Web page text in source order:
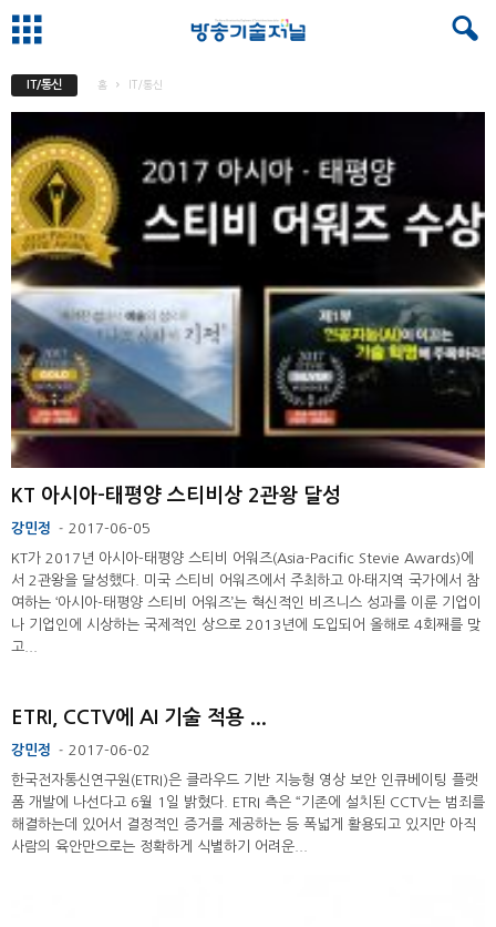
IT/통신 홈 IT/통신
KT 아시아-태평양 스티비상 2관왕 달성
강민정 - 2017-06-05
KT가 2017년 아시아-태평양 스티비 어워즈(Asia-Pacific Stevie Awards)에
서 2관왕을 달성했다. 미국 스티비 어워즈에서 주최하고 아‧태지역 국가에서 참
여하는 ‘아시아-태평양 스티비 어워즈’는 혁신적인 비즈니스 성과를 이룬 기업이
나 기업인에 시상하는 국제적인 상으로 2013년에 도입되어 올해로 4회째를 맞
고...
ETRI, CCTV에 AI 기술 적용 ...
강민정 - 2017-06-02
한국전자통신연구원(ETRI)은 클라우드 기반 지능형 영상 보안 인큐베이팅 플랫
폼 개발에 나선다고 6월 1일 밝혔다. ETRI 측은 “기존에 설치된 CCTV는 범죄를
해결하는데 있어서 결정적인 증거를 제공하는 등 폭넓게 활용되고 있지만 아직
사람의 육안만으로는 정확하게 식별하기 어려운...